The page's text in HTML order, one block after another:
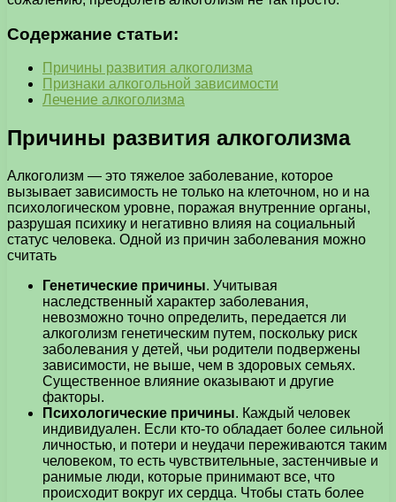
Содержание статьи:
Причины развития алкоголизма
Признаки алкогольной зависимости
Лечение алкоголизма
Причины развития алкоголизма
Алкоголизм — это тяжелое заболевание, которое
вызывает зависимость не только на клеточном, но и на
психологическом уровне, поражая внутренние органы,
разрушая психику и негативно влияя на социальный
статус человека. Одной из причин заболевания можно
считать
Генетические причины. Учитывая
наследственный характер заболевания,
невозможно точно определить, передается ли
алкоголизм генетическим путем, поскольку риск
заболевания у детей, чьи родители подвержены
зависимости, не выше, чем в здоровых семьях.
Существенное влияние оказывают и другие
факторы.
Психологические причины. Каждый человек
индивидуален. Если кто-то обладает более сильной
личностью, и потери и неудачи переживаются таким
человеком, то есть чувствительные, застенчивые и
ранимые люди, которые принимают все, что
происходит вокруг их сердца. Чтобы стать более